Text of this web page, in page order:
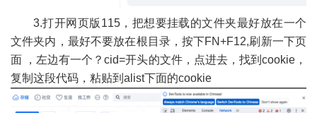
3.打开网页版115，把想要挂载的文件夹最好放在一个
文件夹内，最好不要放在根目录，按下FN+F12,刷新一下页
面 ，左边有一个？cid=开头的文件，点进去，找到cookie，
复制这段代码，粘贴到alist下面的cookie